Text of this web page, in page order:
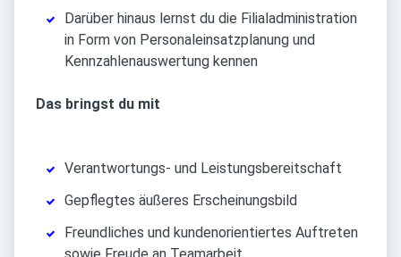
Darüber hinaus lernst du die Filialadministration
in Form von Personaleinsatzplanung und
Kennzahlenauswertung kennen
Das bringst du mit
Verantwortungs- und Leistungsbereitschaft
Gepflegtes äußeres Erscheinungsbild
Freundliches und kundenorientiertes Auftreten